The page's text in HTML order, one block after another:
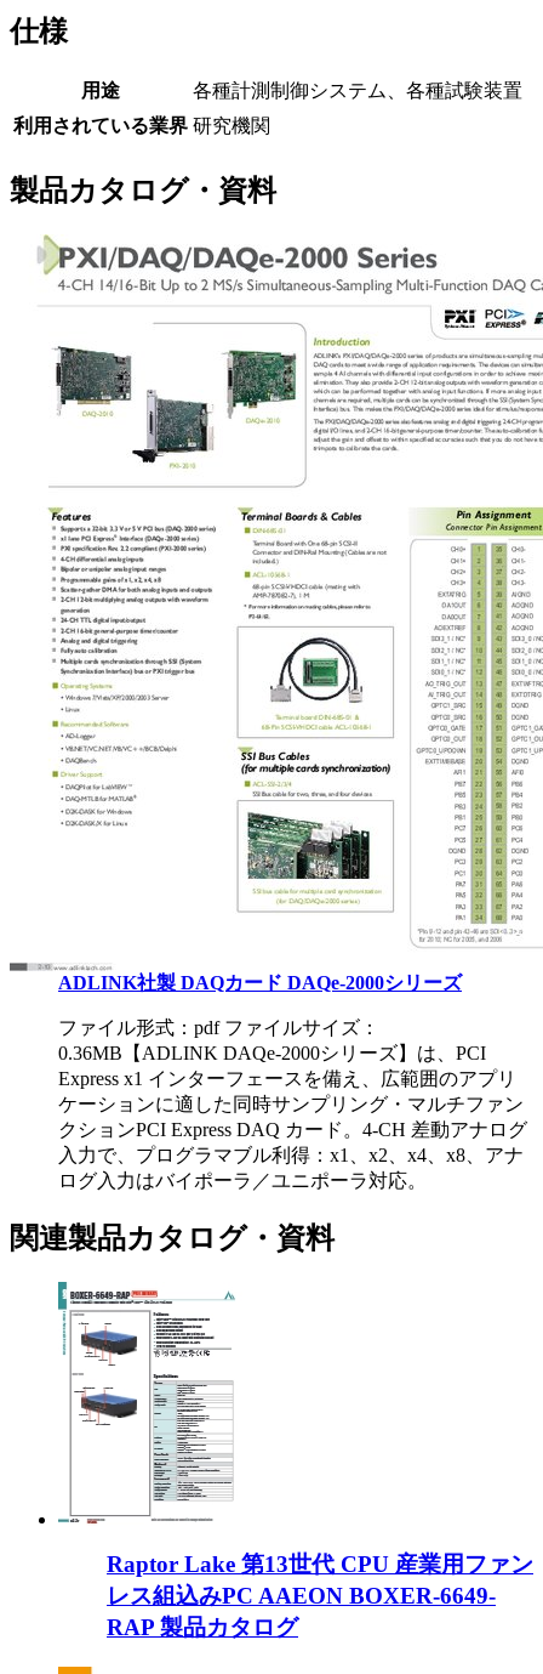
仕様
用途
各種計測制御システム、各種試験装置
利用されている業界 研究機関
製品カタログ・資料
ADLINK社製 DAQカード DAQe-2000シリーズ
ファイル形式：pdf ファイルサイズ：
0.36MB 【ADLINK DAQe-2000シリーズ】は、PCI
Express x1 インターフェースを備え、広範囲のアプリ
ケーションに適した同時サンプリング・マルチファン
クションPCI Express DAQ カード。4-CH 差動アナログ
入力で、プログラマブル利得：x1、x2、x4、x8、アナ
ログ入力はバイポーラ／ユニポーラ対応。
関連製品カタログ・資料
Raptor Lake 第13世代 CPU 産業用ファン
レス組込みPC AAEON BOXER-6649-
RAP 製品カタログ